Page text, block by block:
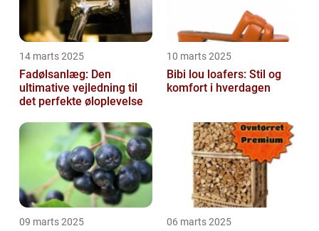
14 marts 2025
Fadølsanlæg: Den
ultimative vejledning til
det perfekte øloplevelse
10 marts 2025
Bibi lou loafers: Stil og
komfort i hverdagen
09 marts 2025 06 marts 2025